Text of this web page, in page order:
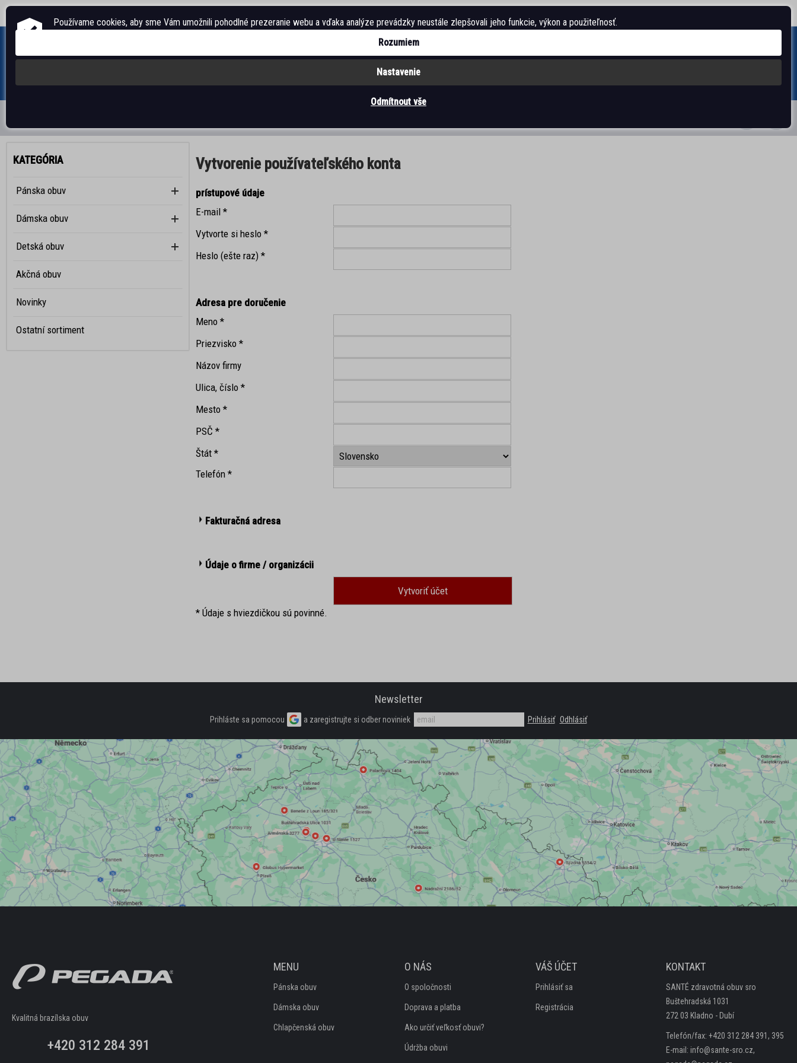
Telefón/fax: +420 312 284 391, 395 Vrátenie/reklamácia
0 Môj košík
Pánska obuv
Dámska obuv
Detská obuv
Akčná obuv
Novinky
Ostatní sortiment
Vytvorenie používateľského konta
prístupové údaje
E-mail *
Vytvorte si heslo *
Heslo (ešte raz) *
Adresa pre doručenie
Meno *
Priezvisko *
Názov firmy
Ulica, číslo *
Mesto *
PSČ *
Štát *
Telefón *
Fakturačná adresa
Údaje o firme / organizácii
* Údaje s hviezdičkou sú povinné.
Newsletter
Prihláste sa pomocou a zaregistrujte si odber noviniek
Kvalitná brazílska obuv
+420 312 284 391
MENU
Pánska obuv
Dámska obuv
Chlapčenská obuv
O NÁS
O spoločnosti
Doprava a platba
Ako určiť veľkosť obuvi?
Údržba obuvi
VÁŠ ÚČET
Prihlásiť sa
Registrácia
KONTAKT
SANTÉ zdravotná obuv sro
Buštehradská 1031
272 03 Kladno - Dubí
Telefón/fax: +420 312 284 391, 395
E-mail: info@sante-sro.cz,
Používame cookies, aby sme Vám umožnili pohodlné prezeranie webu a vďaka analýze prevádzky neustále zlepšovali jeho funkcie, výkon a použiteľnosť.
Rozumiem
Nastavenie
Odmítnout vše